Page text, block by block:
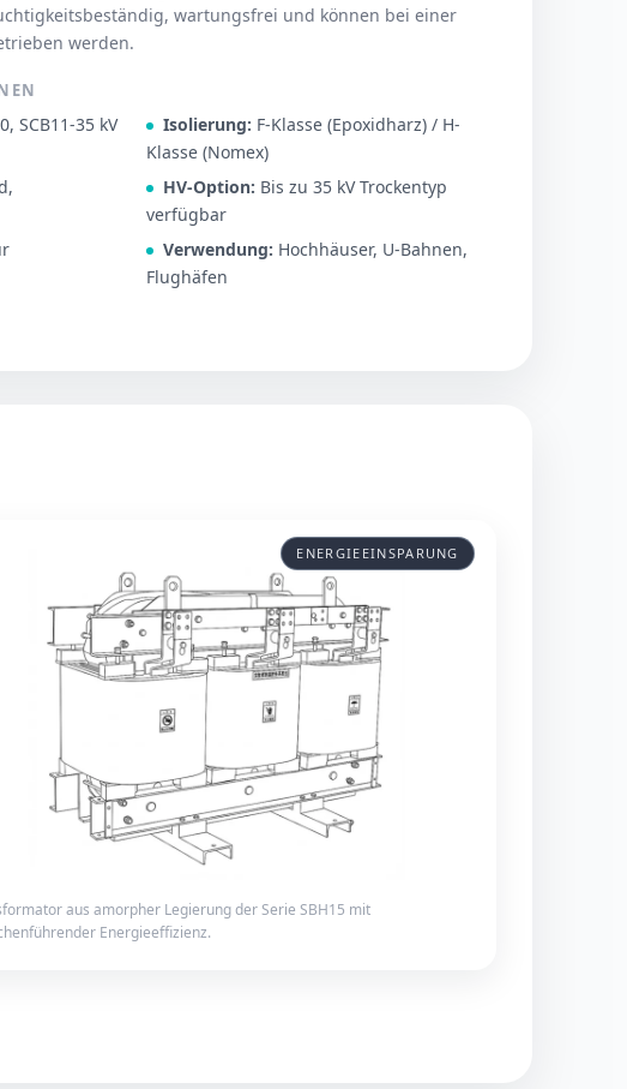
wartungsfrei und können bei einer
werden.
SCB11-35 kV Isolierung: F-Klasse (Epoxidharz) / H-
Klasse (Nomex)
HV-Option: Bis zu 35 kV Trockentyp
verfügbar
Verwendung: Hochhäuser, U-Bahnen,
Flughäfen
ENERGIEEINSPARUNG
aus amorpher Legierung der Serie SBH15 mit
Energieeffizienz.